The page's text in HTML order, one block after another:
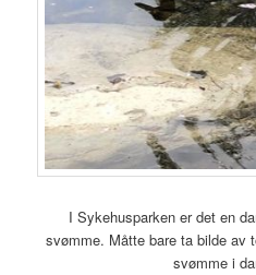
I Sykehusparken er det en
svømme. Måtte bare ta bilde av
svømme i